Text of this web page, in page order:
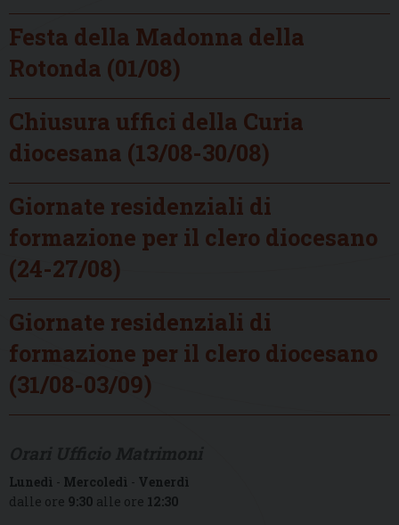
Festa della Madonna della
Rotonda (01/08)
Chiusura uffici della Curia
diocesana (13/08-30/08)
Giornate residenziali di
formazione per il clero diocesano
(24-27/08)
Giornate residenziali di
formazione per il clero diocesano
(31/08-03/09)
Lunedì - Mercoledì - Venerdì
dalle ore 9:30 alle ore 12:30